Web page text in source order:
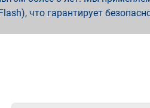
что гарантирует